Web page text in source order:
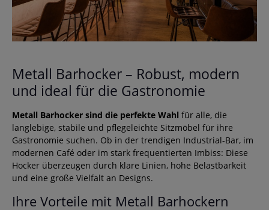
Metall Barhocker – Robust, modern
und ideal für die Gastronomie
Metall Barhocker sind die perfekte Wahl für alle, die
langlebige, stabile und pflegeleichte Sitzmöbel für ihre
Gastronomie suchen. Ob in der trendigen Industrial-Bar, im
modernen Café oder im stark frequentierten Imbiss: Diese
Hocker überzeugen durch klare Linien, hohe Belastbarkeit
und eine große Vielfalt an Designs.
Ihre Vorteile mit Metall Barhockern